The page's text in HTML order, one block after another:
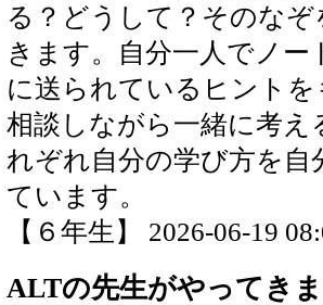
る？どうして？そのな
きます。自分一人でノ
に送られているヒント
相談しながら一緒に考え
れぞれ自分の学び方を自
ています。
【６年生】 2026-06-19
ALTの先生がやってき